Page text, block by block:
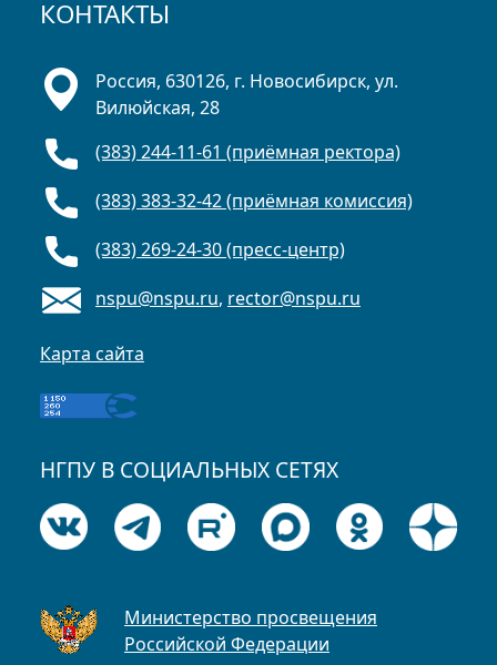
КОНТАКТЫ
Россия, 630126, г. Новосибирск, ул.
Вилюйская, 28
(383) 244-11-61 (приёмная ректора)
(383) 383-32-42 (приёмная комиссия)
(383) 269-24-30 (пресс-центр)
nspu@nspu.ru, rector@nspu.ru
Карта сайта
НГПУ В СОЦИАЛЬНЫХ СЕТЯХ
Министерство просвещения
Российской Федерации